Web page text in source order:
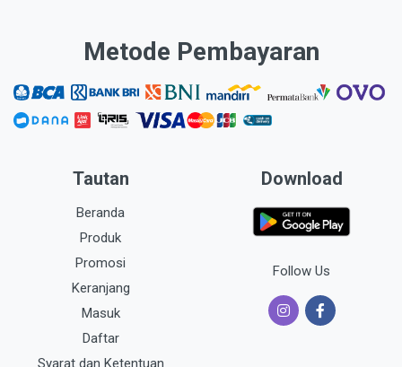
Metode Pembayaran
Tautan
Beranda
Produk
Promosi
Keranjang
Masuk
Daftar
Syarat dan Ketentuan
Download
Follow Us